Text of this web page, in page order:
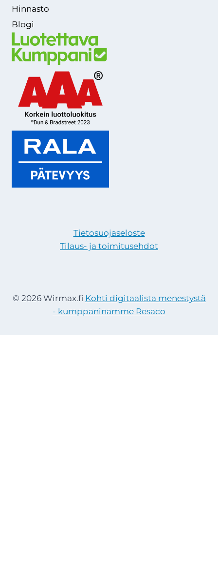
Hinnasto
Blogi
Tietosuojaseloste
Tilaus- ja toimitusehdot
© 2026 Wirmax.fi Kohti digitaalista menestystä
- kumppaninamme Resaco